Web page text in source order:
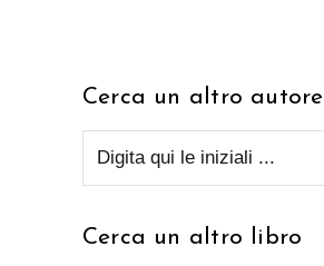
Cerca un altro autore
Cerca un altro libro